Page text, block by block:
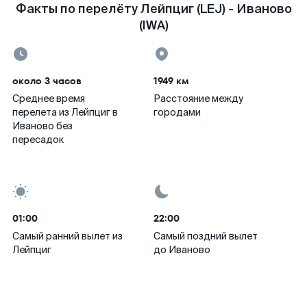
Факты по перелёту Лейпциг (LEJ) - Иваново
(IWA)
около 3 часов
Среднее время
перелета из Лейпциг в
Иваново без
пересадок
1949 км
Расстояние между
городами
01:00
Самый ранний вылет из
Лейпциг
22:00
Самый поздний вылет
до Иваново